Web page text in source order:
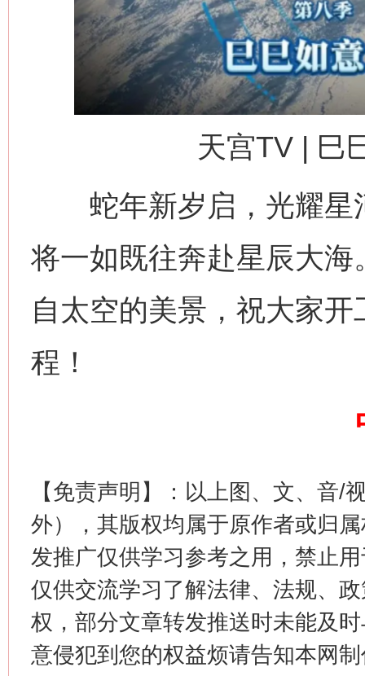
天宫TV | 巳
蛇年新岁启，光耀星
将一如既往奔赴星辰大
自太空的美景，祝大家
程！
【免责声明】：以上图、文、音/
外），其版权均属于原作者或归
发推广仅供学习参考之用，禁止
仅供交流学习了解法律、法规、
权，部分文章转发推送时未能及
意侵犯到您的权益烦请告知本网
网上购药对药下症？
这是一记警钟！ 谢